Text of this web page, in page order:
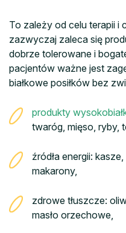
To zależy od celu terapii i
zazwyczaj zaleca się
dobrze tolerowane i
pacjentów ważne jest
białkowe posiłków bez
produkty
twaróg, mięso, ryby,
źródła energii:
makarony,
zdrowe tłuszcze:
masło orzechowe,